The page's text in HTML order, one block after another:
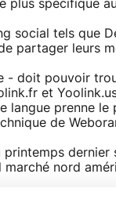
plus spécifique
social tels que
partager leurs
- doit pouvoir
et
prenne le
de
nord